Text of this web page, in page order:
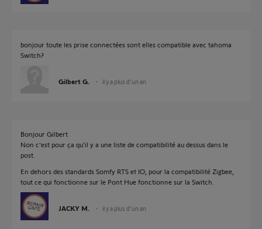
bonjour toute les prise connectées sont elles compatible avec tahoma
Switch?
Gilbert G. il y a plus d'un an
Bonjour Gilbert
Non c'est pour ça qu'il y a une liste de compatibilité au dessus dans le
post.
En dehors des standards Somfy RTS et IO, pour la compatibilité Zigbee,
tout ce qui fonctionne sur le Pont Hue fonctionne sur la Switch.
JACKY M. il y a plus d'un an